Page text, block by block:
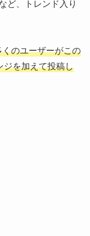
ど、トレンド入り
くのユーザーがこの
ジを加えて投稿し